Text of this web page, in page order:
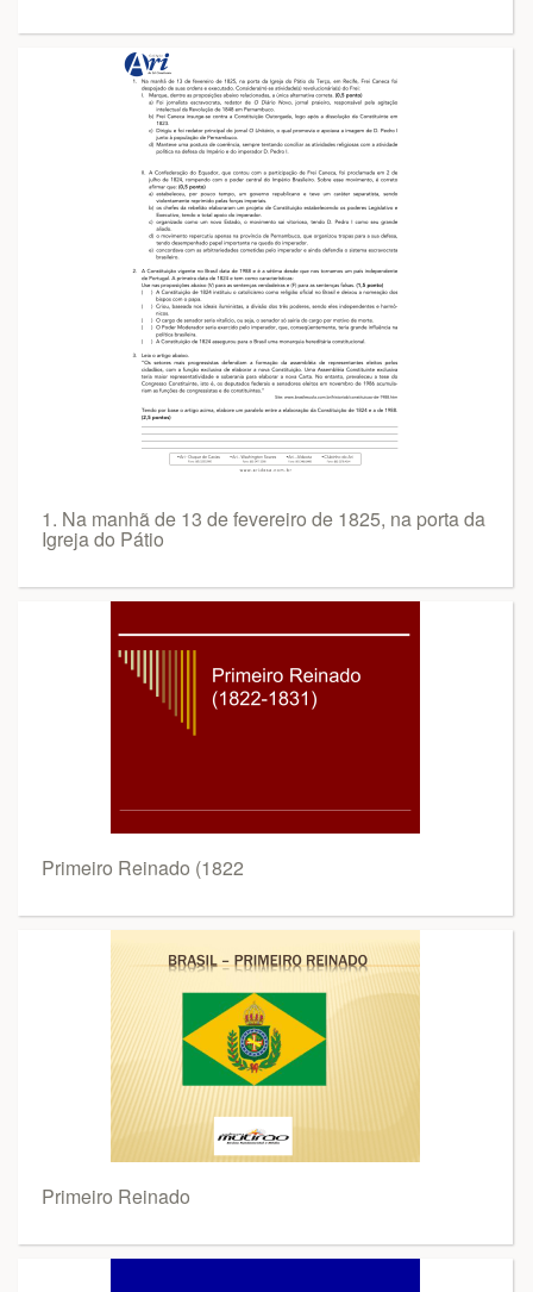
1. Na manhã de 13 de fevereiro de 1825, na porta da
Igreja do Pátio
Primeiro Reinado (1822
Primeiro Reinado